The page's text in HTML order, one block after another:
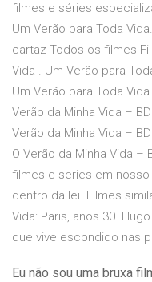
filmes e séries
Um Verão para Toda
cartaz Todos os filmes
Vida . Um Verão para
Um Verão para Toda
Verão da Minha Vida –
Verão da Minha Vida –
O Verão da Minha Vida –
filmes e series em
dentro da lei. Filmes
Vida: Paris, anos 30.
que vive escondido nas
Eu não sou uma bruxa